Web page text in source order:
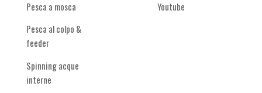
Pesca a mosca
Pesca al colpo &
feeder
Spinning acque
interne
Youtube